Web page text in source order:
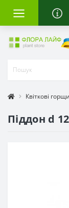
Квіткові
Піддон d